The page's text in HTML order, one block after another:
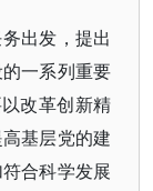
出发，提出
一系列重要
改革创新精
基层党的建
合科学发展